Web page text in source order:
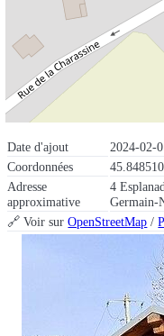
Date d'ajout
2024-02-
Coordonnées
Adresse
approximative
4
Germain-
🔗 Voir surOpenStreetMap /